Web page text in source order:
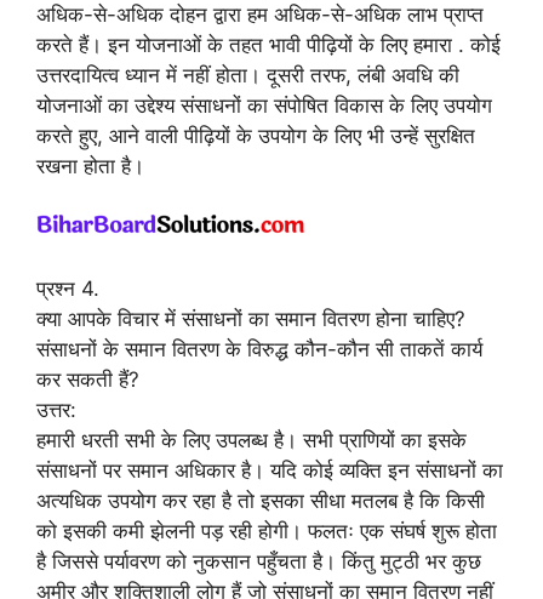
अधिक-से-अधिक दोहन द्वारा हम अधिक-से-अधिक लाभ प्राप्त
करते हैं। इन योजनाओं के तहत भावी पीढ़ियों के लिए हमारा . कोई
उत्तरदायित्व ध्यान में नहीं होता। दूसरी तरफ, लंबी अवधि की
योजनाओं का उद्देश्य संसाधनों का संपोषित विकास के लिए उपयोग
करते हुए, आने वाली पीढ़ियों के उपयोग के लिए भी उन्हें सुरक्षित
रखना होता है।
प्रश्न 4.
क्या आपके विचार में संसाधनों का समान वितरण होना चाहिए?
संसाधनों के समान वितरण के विरुद्ध कौन-कौन सी ताकतें कार्य
कर सकती हैं?
उत्तर:
हमारी धरती सभी के लिए उपलब्ध है। सभी प्राणियों का इसके
संसाधनों पर समान अधिकार है। यदि कोई व्यक्ति इन संसाधनों का
अत्यधिक उपयोग कर रहा है तो इसका सीधा मतलब है कि किसी
को इसकी कमी झेलनी पड़ रही होगी। फलतः एक संघर्ष शुरू होता
है जिससे पर्यावरण को नुकसान पहुँचता है। किंतु मुट्ठी भर कुछ
अमीर और शक्तिशाली लोग हैं जो संसाधनों का समान वितरण नहीं